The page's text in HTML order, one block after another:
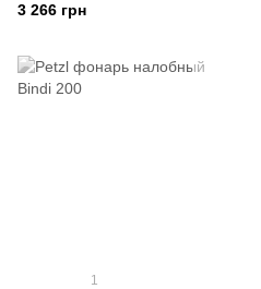
3 266 грн
1